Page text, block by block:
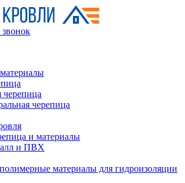
звонок
черепица
черепица
и материалы
и ПВХ
материалы для гидроизоляции